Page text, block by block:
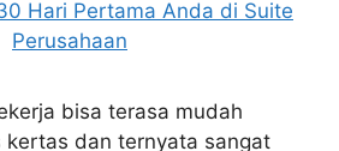
bisa terasa mudah
kertas dan ternyata sangat